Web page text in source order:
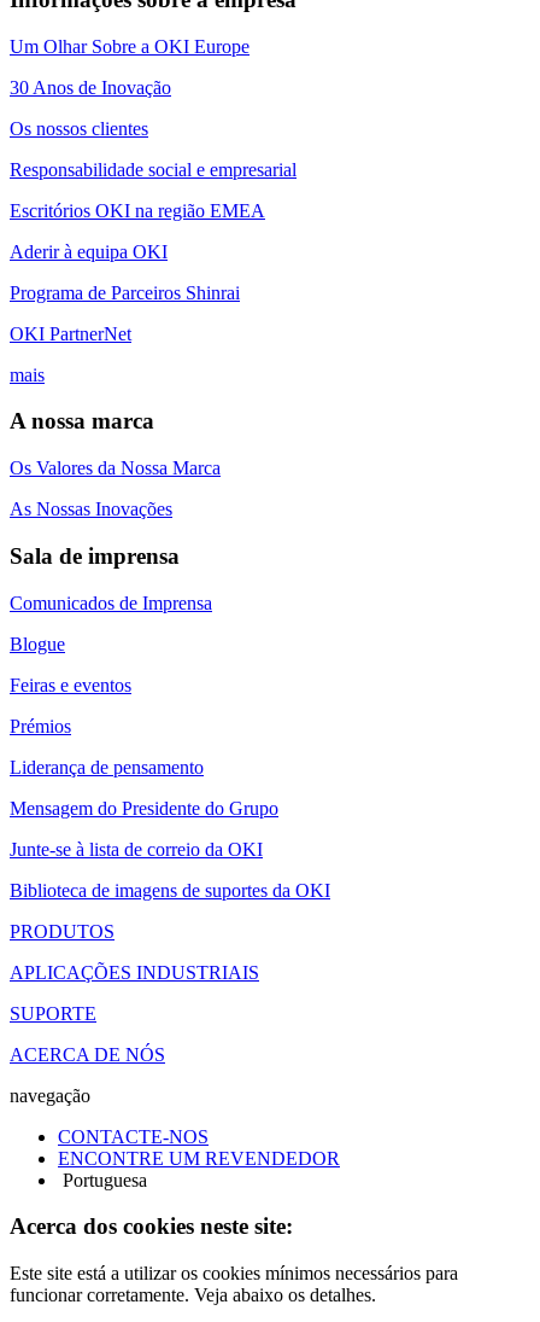
Um Olhar Sobre a OKI Europe
30 Anos de Inovação
Os nossos clientes
Responsabilidade social e empresarial
Escritórios OKI na região EMEA
Aderir à equipa OKI
Programa de Parceiros Shinrai
OKI PartnerNet
mais
A nossa marca
Os Valores da Nossa Marca
As Nossas Inovações
Sala de imprensa
Comunicados de Imprensa
Blogue
Feiras e eventos
Prémios
Liderança de pensamento
Mensagem do Presidente do Grupo
Junte-se à lista de correio da OKI
Biblioteca de imagens de suportes da OKI
PRODUTOS
APLICAÇÕES INDUSTRIAIS
SUPORTE
ACERCA DE NÓS
navegação
CONTACTE-NOS
ENCONTRE UM REVENDEDOR
Portuguesa
Acerca dos cookies neste site:
Este site está a utilizar os cookies mínimos necessários para
funcionar corretamente. Veja abaixo os detalhes.